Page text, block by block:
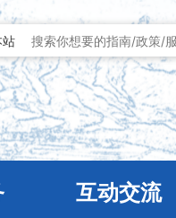
站
互动交流